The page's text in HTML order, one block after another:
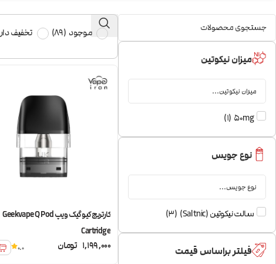
میزان نیکوتین
50mg
(
1
)
نوع جویس
سالت نیکوتین (Saltnic) (
3
)
فیلتر براساس قیمت
موجود (
89
) تخفیف دار
کارتریج کیو گیک ویپ Geekvape Q Pod
Cartridge
1,199,000 تومان 0.0